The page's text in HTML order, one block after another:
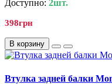
Доступно: 2шт.
398грн
В корзину
Втулка задней балки